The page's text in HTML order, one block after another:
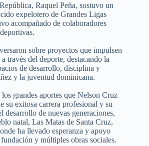
Raquel Peña, sostuvo un
expelotero de Grandes Ligas
acompañado de colaboradores
sobre proyectos que impulsen
través del deporte, destacando la
de desarrollo, disciplina y
y la juventud dominicana.
grandes aportes que Nelson Cruz
su exitosa carrera profesional y su
desarrollo de nuevas generaciones,
natal, Las Matas de Santa Cruz,
ha llevado esperanza y apoyo
y múltiples obras sociales.